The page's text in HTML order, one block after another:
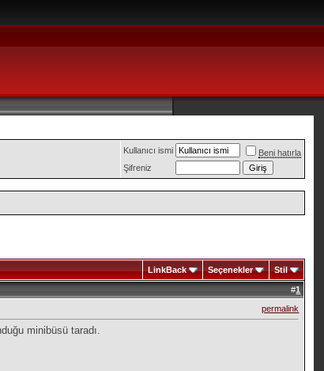
Kullanıcı ismi
Beni hatırla
Şifreniz
LinkBack Seçenekler Stil
#1
permalink
minibüsü taradı.